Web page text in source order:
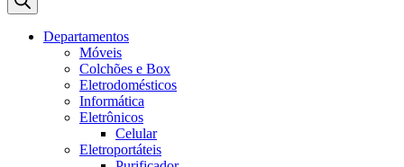
Departamentos
Móveis
Colchões e Box
Eletrodomésticos
Informática
Eletrônicos
Celular
Eletroportáteis